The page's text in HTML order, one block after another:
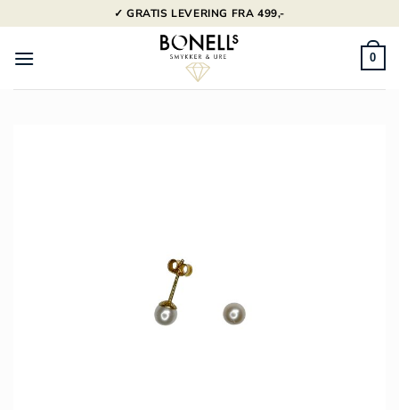
til
indhold
✓ GRATIS LEVERING FRA 499,-
0